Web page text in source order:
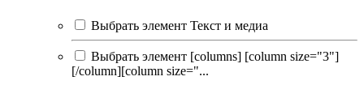
Выбрать элемент Текст и медиа
Выбрать элемент [columns] [column size="3"]
[/column][column size="...